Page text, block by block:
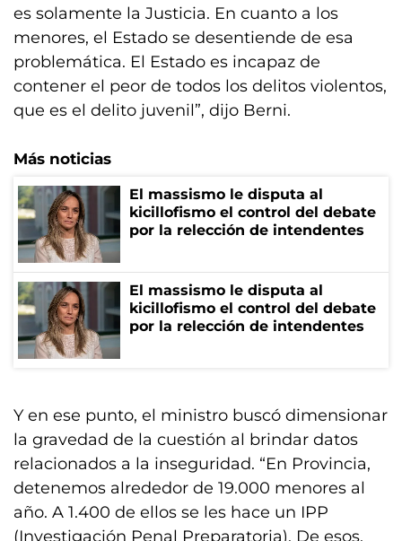
es solamente la Justicia. En cuanto a los
menores, el Estado se desentiende de esa
problemática. El Estado es incapaz de
contener el peor de todos los delitos violentos,
que es el delito juvenil”, dijo Berni.
Más noticias
El massismo le disputa al
kicillofismo el control del debate
por la relección de intendentes
El massismo le disputa al
kicillofismo el control del debate
por la relección de intendentes
Y en ese punto, el ministro buscó dimensionar
la gravedad de la cuestión al brindar datos
relacionados a la inseguridad. “En Provincia,
detenemos alrededor de 19.000 menores al
año. A 1.400 de ellos se les hace un IPP
(Investigación Penal Preparatoria). De esos,